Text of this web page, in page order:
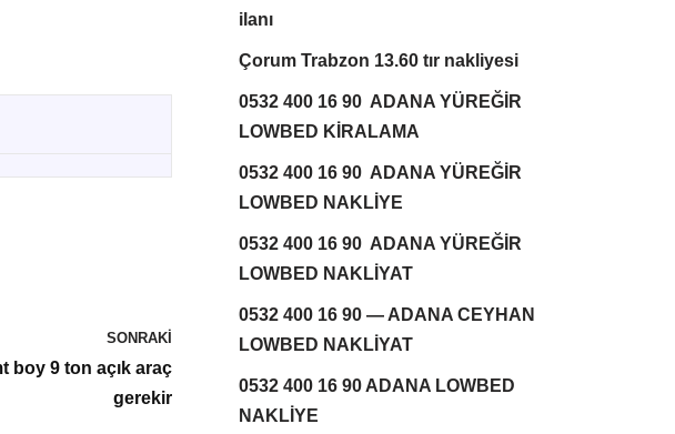
SONRAKI
boy 9 ton açık araç
gerekir
ilanı
Çorum Trabzon 13.60 tır nakliyesi
0532 400 16 90 ADANA YÜREĞİR
LOWBED KİRALAMA
0532 400 16 90 ADANA YÜREĞİR
LOWBED NAKLİYE
0532 400 16 90 ADANA YÜREĞİR
LOWBED NAKLİYAT
0532 400 16 90 — ADANA CEYHAN
LOWBED NAKLİYAT
0532 400 16 90 ADANA LOWBED
NAKLİYE